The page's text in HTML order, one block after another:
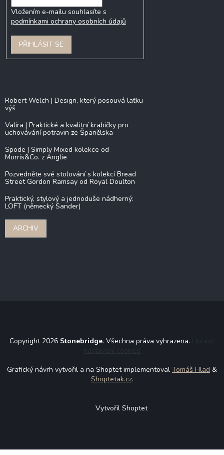
Vložením e-mailu souhlasíte s
podmínkami ochrany osobních údajů
PŘIHLÁSIT SE
Robert Welch | Design, který posouvá laťku
výš
Valira | Praktické a kvalitní krabičky pro
uchovávání potravin ze Španělska
Spode | Simply Mixed kolekce od
Morris&Co. z Anglie
Pozvedněte své stolování s kolekcí Bread
Street Gordon Ramsay od Royal Doulton
Praktický, stylový a jednoduše nádherný:
LOFT (německý Sander)
ARCHIV
Copyright 2026 Stonebridge. Všechna práva vyhrazena.
Grafický návrh vytvořil a na Shoptet implementoval Tomáš Hlad &
Shoptetak.cz.
Vytvořil Shoptet